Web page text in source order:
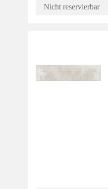
Nicht reservierbar